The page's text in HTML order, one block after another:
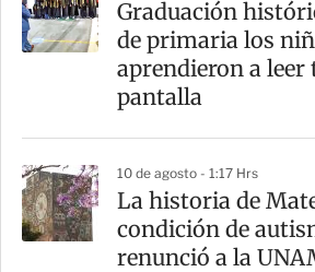
Graduación
de primaria los
aprendieron a leer
pantalla
10 de agosto - 1:17 Hrs
La historia de
condición de
renunció a la